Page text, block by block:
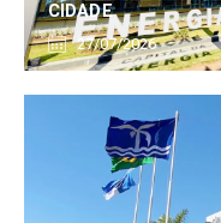
CIDADE
27/07/2026